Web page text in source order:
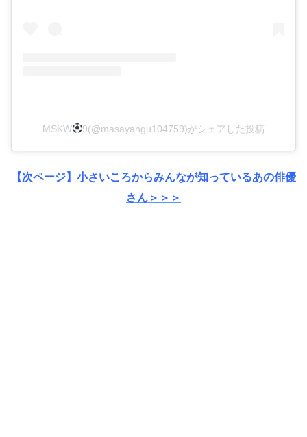
MSKW 9(@masayangu104759)がシェアした投稿
【次ページ】小さいころからみんなが知っているあの俳優
さん＞＞＞